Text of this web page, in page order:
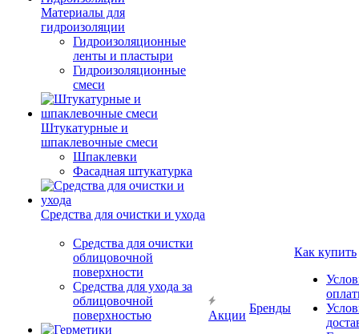
Материалы для
гидроизоляции
Гидроизоляционные
ленты и пластыри
Гидроизоляционные
смеси
Штукатурные и
шпаклевочные смеси
Шпаклевки
Фасадная штукатурка
Средства для очистки и ухода
Средства для очистки
облицовочной
поверхности
Средства для ухода за
облицовочной
поверхностью
Акции
Бренды
Как купить